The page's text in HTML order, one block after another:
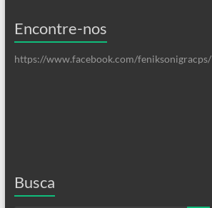
Encontre-nos
https://www.facebook.com/feniksonigracps/
Busca